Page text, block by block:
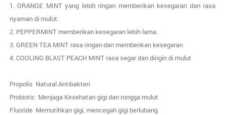
1. ORANGE MINT yang lebih ringan memberikan kesegaran dan rasa
nyaman di mulut.
2. PEPPERMINT memberikan kesegaran lebih lama.
3. GREEN TEA MINT rasa ringan dan memberikan kesegaran
4. COOLING BLAST PEACH MINT rasa segar dan dingin di mulut
Propolis Natural Antibakteri
Probiotic Menjaga Kesehatan gigi dan rongga mulut
Fluoride Memutihkan gigi, mencegah gigi berlubang